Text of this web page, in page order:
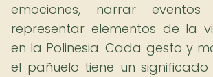
emociones, narrar
representar elementos de la
en la Polinesia. Cada gesto y
el pañuelo tiene un significado